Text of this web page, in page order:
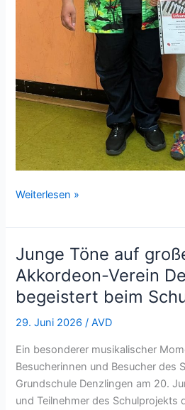
Erfolgreiche
am
20.
Bezirksjugendwettbewerb
des
Deutschen
Verbandes
Weiterlesen »
Junge Töne auf
Akkordeon-Verein
begeistert beim
29. Juni 2026/AVD
Ein besonderer musikalischer
Besucherinnen und Besucher des
Grundschule Denzlingen am 20.
und Teilnehmer des Schulprojekts